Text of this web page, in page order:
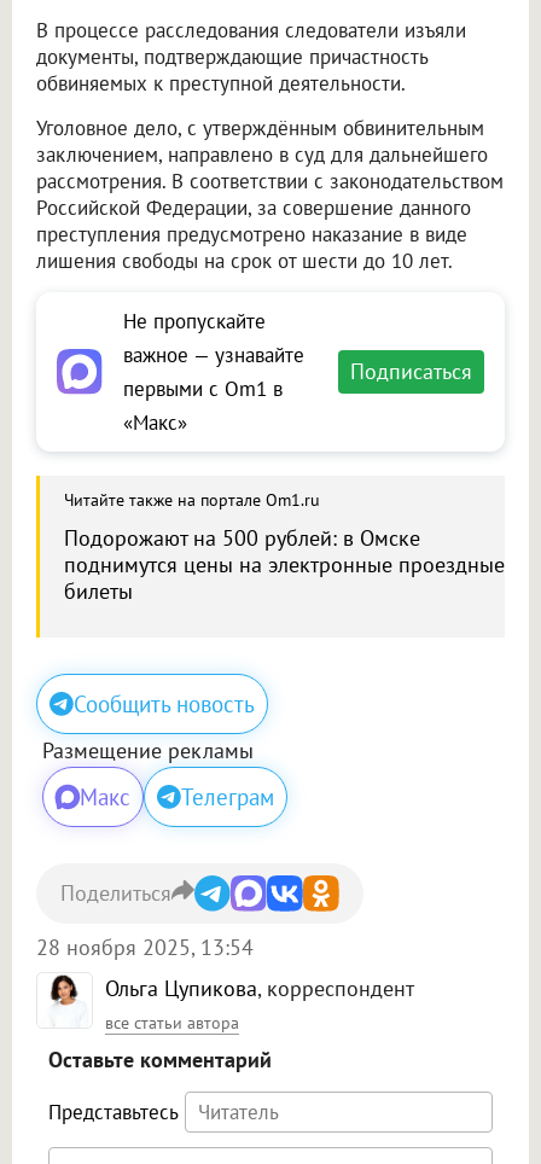
В процессе расследования следователи изъяли
документы, подтверждающие причастность
обвиняемых к преступной деятельности.
Уголовное дело, с утверждённым обвинительным
заключением, направлено в суд для дальнейшего
рассмотрения. В соответствии с законодательством
Российской Федерации, за совершение данного
преступления предусмотрено наказание в виде
лишения свободы на срок от шести до 10 лет.
Не пропускайте
важное — узнавайте
первыми с Om1 в
«Макс»
Подписаться
Читайте также на портале Om1.ru
Подорожают на 500 рублей: в Омске
поднимутся цены на электронные проездные
билеты
Сообщить новость
Размещение рекламы
Макс Телеграм
Ольга Цупикова, корреспондент
все статьи автора
28 ноября 2025, 13:54
Поделиться
Оставьте комментарий
Представьтесь